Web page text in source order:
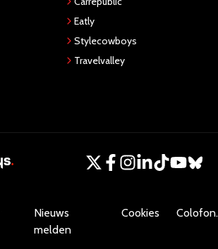
Eatly
Stylecowboys
Travelvalley
Nieuws
melden
Cookies Colofon.